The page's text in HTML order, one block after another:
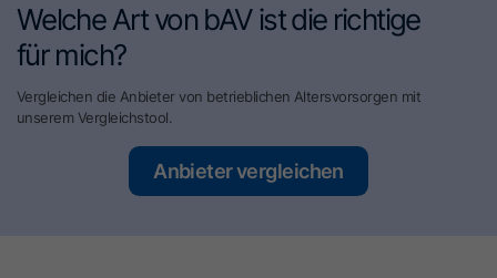
Welche Art von bAV ist die richtige
für mich?
Vergleichen die Anbieter von betrieblichen Altersvorsorgen mit
unserem Vergleichstool.
Anbieter vergleichen